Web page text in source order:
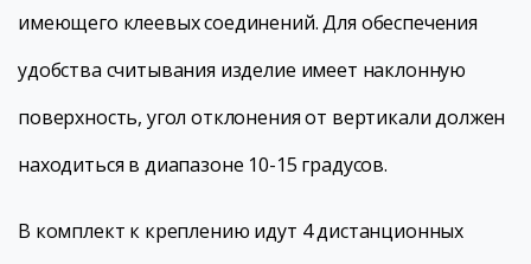
имеющего клеевых соединений. Для обеспечения
удобства считывания изделие имеет наклонную
поверхность, угол отклонения от вертикали должен
находиться в диапазоне 10-15 градусов.
В комплект к креплению идут 4 дистанционных